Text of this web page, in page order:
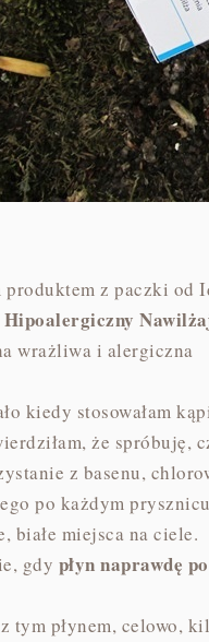
z paczki od
wrażliwa i alergiczna
kiedy stosowałam
że spróbuję,
z basenu,
po każdym
białe miejsca na
gdy płyn naprawdę
tym płynem, celowo,